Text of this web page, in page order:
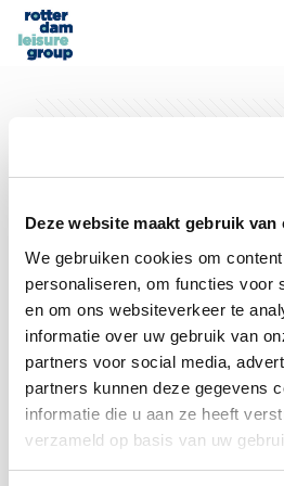
Deze website maakt gebruik van
We gebruiken cookies om
personaliseren, om functies voor
en om ons websiteverkeer te
informatie over uw gebruik van
partners voor social media,
partners kunnen deze gegevens
informatie die u aan ze heeft
verzameld op basis van uw